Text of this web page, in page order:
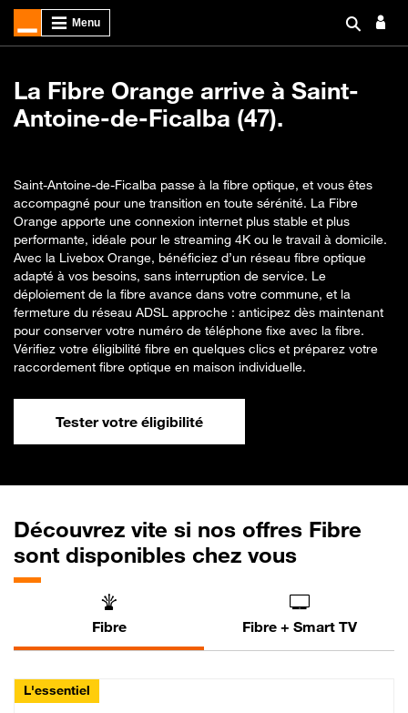
La Fibre Orange arrive à Saint-
Antoine-de-Ficalba (47).
Saint-Antoine-de-Ficalba passe à la fibre optique, et vous êtes
accompagné pour une transition en toute sérénité. La Fibre
Orange apporte une connexion internet plus stable et plus
performante, idéale pour le streaming 4K ou le travail à domicile.
Avec la Livebox Orange, bénéficiez d’un réseau fibre optique
adapté à vos besoins, sans interruption de service. Le
déploiement de la fibre avance dans votre commune, et la
fermeture du réseau ADSL approche : anticipez dès maintenant
pour conserver votre numéro de téléphone fixe avec la fibre.
Vérifiez votre éligibilité fibre en quelques clics et préparez votre
raccordement fibre optique en maison individuelle.
Tester votre éligibilité
Découvrez vite si nos offres Fibre
sont disponibles chez vous
Fibre Fibre + Smart TV
L'essentiel